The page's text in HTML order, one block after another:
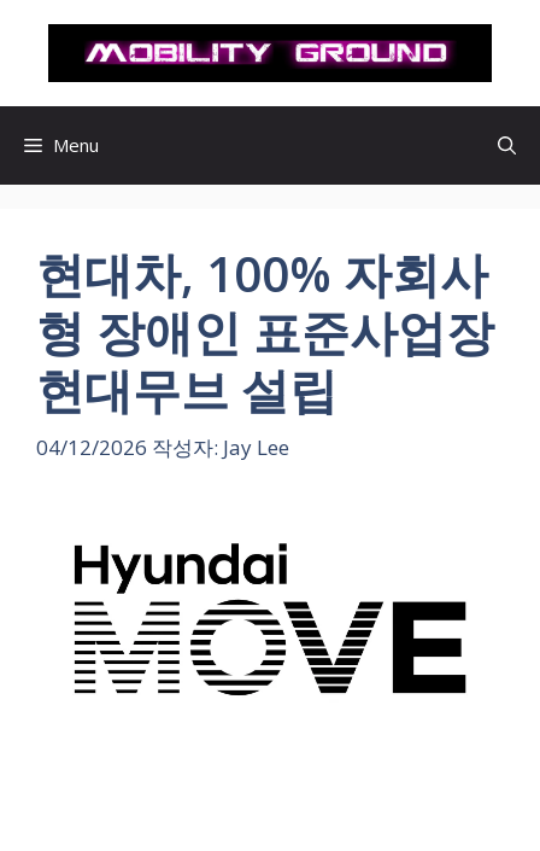
로
Menu
현대차, 100% 자회사
형 장애인 표준사업장
현대무브 설립
04/12/2026 작성자: Jay Lee